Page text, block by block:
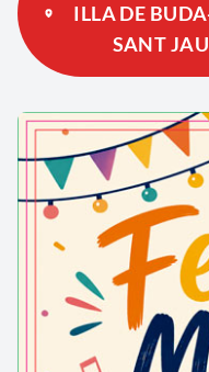
ILLA DE
SANT